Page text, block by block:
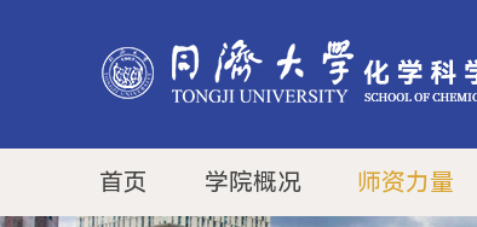
首页 学院概况 师资力量